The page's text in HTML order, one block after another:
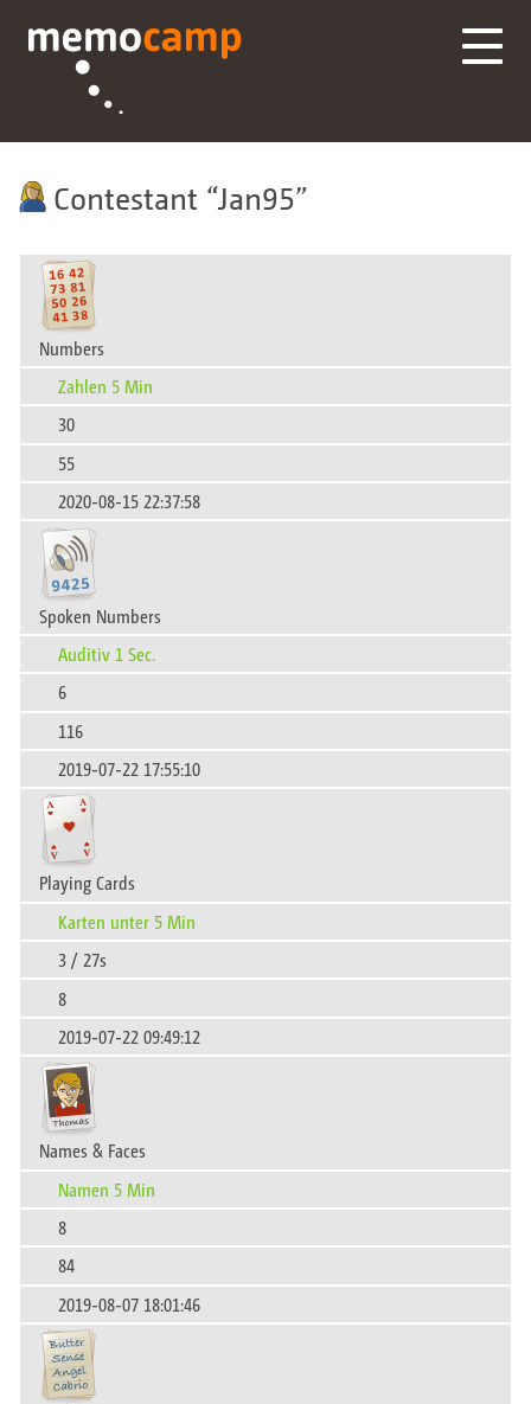
Contestant Jan95
Numbers
Zahlen 5 Min
30
55
2020-08-15 22:37:58
Spoken Numbers
Auditiv 1 Sec.
6
116
2019-07-22 17:55:10
Playing Cards
Karten unter 5 Min
3 / 27s
8
2019-07-22 09:49:12
Names & Faces
Namen 5 Min
8
84
2019-08-07 18:01:46